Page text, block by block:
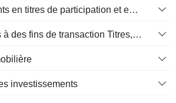
Investissements en titres de participation et en titres privilégiés, total
Actifs détenus à des fins de transaction Titres, totalActifs détenus à des fins de transactions (Trading), Total.
investissements